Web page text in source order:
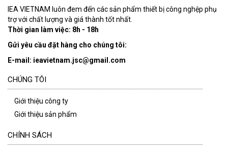
IEA VIETNAM luôn đem đến các sản phẩm thiết bị công nghệp phụ
trợ với chất lượng và giá thành tốt nhất.
Thời gian làm việc: 8h - 18h
Gửi yêu cầu đặt hàng cho chúng tôi:
E-mail: ieavietnam.jsc@gmail.com
CHÚNG TÔI
Giới thiệu công ty
Giới thiệu sản phẩm
CHÍNH SÁCH